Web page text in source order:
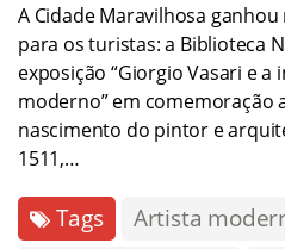
A Cidade Maravilhosa
para os turistas: a Biblioteca
exposição “Giorgio Vasari e a
moderno” em comemoração
nascimento do pintor e
1511,…
Tags
Artista